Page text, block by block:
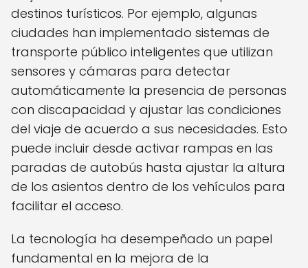
destinos turísticos. Por ejemplo, algunas
ciudades han implementado sistemas de
transporte público inteligentes que utilizan
sensores y cámaras para detectar
automáticamente la presencia de personas
con discapacidad y ajustar las condiciones
del viaje de acuerdo a sus necesidades. Esto
puede incluir desde activar rampas en las
paradas de autobús hasta ajustar la altura
de los asientos dentro de los vehículos para
facilitar el acceso.
La tecnología ha desempeñado un papel
fundamental en la mejora de la